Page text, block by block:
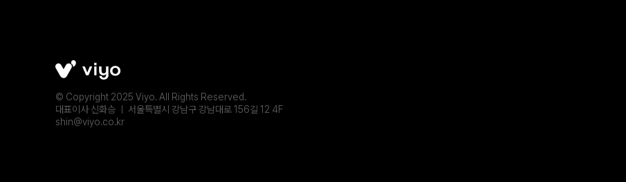
© Copyright 2025 Viyo. All Rights Reserved.
대표이사 신화승 ㅣ 서울특별시 강남구 강남대로 156길 12 4F
shin@viyo.co.kr